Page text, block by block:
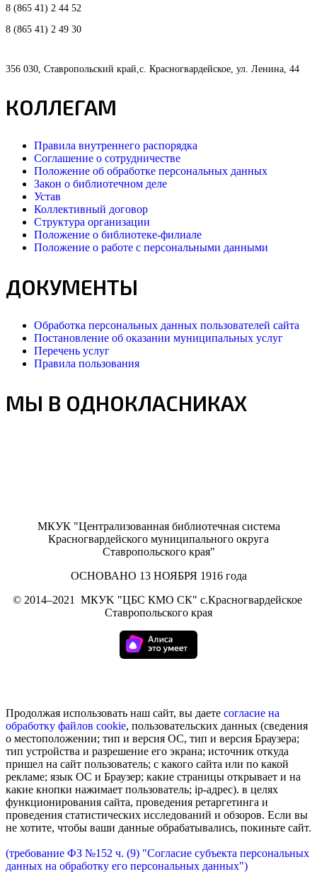
8 (865 41) 2 44 52
8 (865 41) 2 49 30
356 030, Ставропольский край,с. Красногвардейское, ул. Ленина, 44
КОЛЛЕГАМ
Правила внутреннего распорядка
Соглашение о сотрудничестве
Положение об обработке персональных данных
Закон о библиотечном деле
Устав
Коллективный договор
Структура организации
Положение о библиотеке-филиале
Положение о работе с персональными данными
ДОКУМЕНТЫ
Обработка персональных данных пользователей сайта
Постановление об оказании муниципальных услуг
Перечень услуг
Правила пользования
МЫ В ОДНОКЛАСНИКАХ
МКУК "Централизованная библиотечная система
Красногвардейского муниципального округа
Ставропольского края"
ОСНОВАНО 13 НОЯБРЯ 1916 года
© 2014–2021
МКУK "ЦБС КМО СК" с.Красногвардейское
Ставропольского края
Продолжая использовать наш сайт, вы даете согласие на
обработку файлов cookie, пользовательских данных (сведения
о местоположении; тип и версия ОС, тип и версия Браузера;
тип устройства и разрешение его экрана; источник откуда
пришел на сайт пользователь; с какого сайта или по какой
рекламе; язык ОС и Браузер; какие страницы открывает и на
какие кнопки нажимает пользователь; ip-адрес). в целях
функционирования сайта, проведения ретаргетинга и
проведения статистических исследований и обзоров. Если вы
не хотите, чтобы ваши данные обрабатывались, покиньте сайт.
(требование ФЗ №152 ч. (9) "Согласие субъекта персональных
данных на обработку его персональных данных")